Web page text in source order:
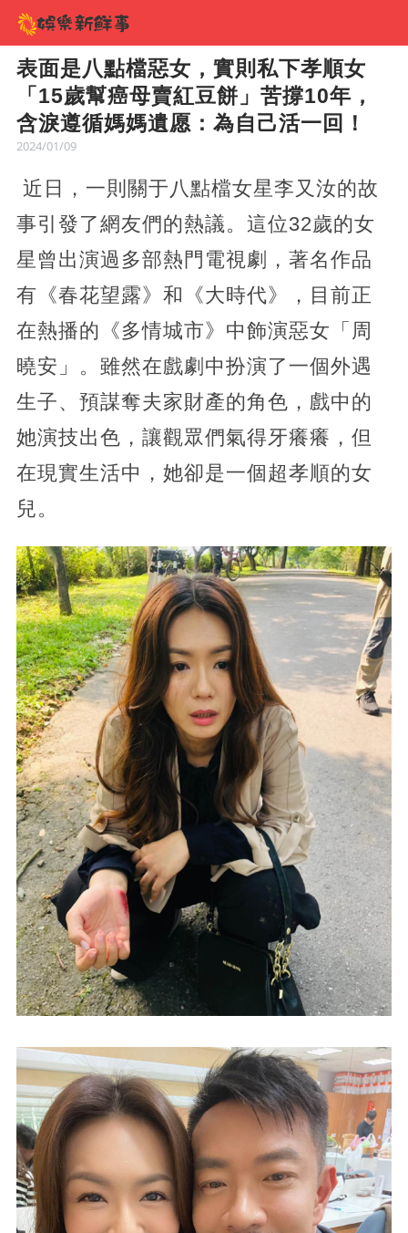
表面是八點檔惡女，實則私下孝順女
「15歲幫癌母賣紅豆餅」苦撐10年，
含淚遵循媽媽遺愿：為自己活一回！
2024/01/09
近日，一則關于八點檔女星李又汝的故
事引發了網友們的熱議。這位32歲的女
星曾出演過多部熱門電視劇，著名作品
有《春花望露》和《大時代》，目前正
在熱播的《多情城市》中飾演惡女「周
曉安」。雖然在戲劇中扮演了一個外遇
生子、預謀奪夫家財產的角色，戲中的
她演技出色，讓觀眾們氣得牙癢癢，但
在現實生活中，她卻是一個超孝順的女
兒。